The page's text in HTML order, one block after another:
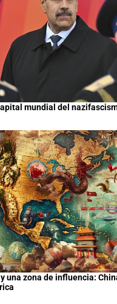
mundial del
una zona de influencia: